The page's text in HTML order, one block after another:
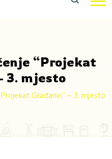
“Projekat
3. mjesto
Građanin” – 3. mjesto